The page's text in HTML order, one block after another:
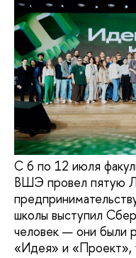
С 6 по 12 июля
ВШЭ провел пятую
школы выступил
человек — они были
«Идея» и «Проект»,